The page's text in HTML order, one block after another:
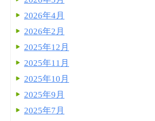
2026年4月
2026年2月
2025年12月
2025年11月
2025年10月
2025年9月
2025年7月